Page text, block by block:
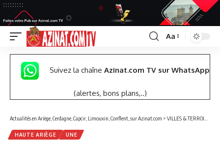
Font
Resizer
Aa
Suivez la chaîne Azinat.com TV sur WhatsApp
(alertes, bons plans,..)
Actualités en Ariège, Cerdagne, Capcir, Limouxin, Conflent, sur Azinat.com > VILLES & TERROIRS DES PYRÉNÉES EST
HAUTE ARIÈGE UNE